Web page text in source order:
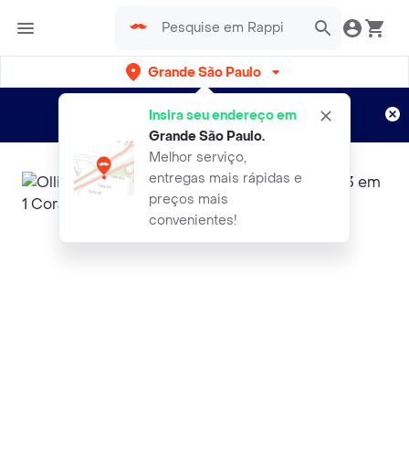
Grande São Paulo
Insira seu endereço em
Grande São Paulo.
Melhor serviço,
entregas mais rápidas e
preços mais
convenientes!
Entregas grátis por 15 dias!
Aplicam T&C